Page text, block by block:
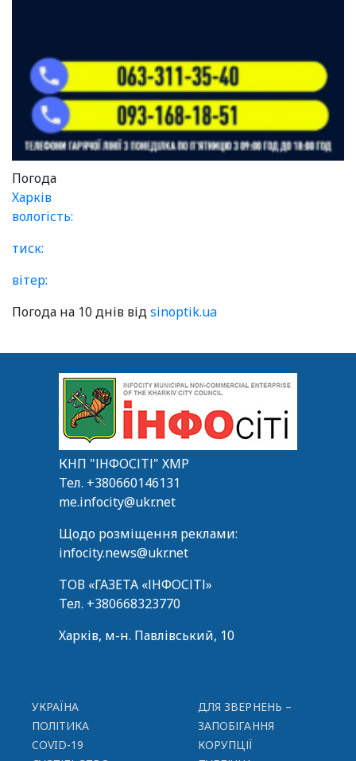
Погода
Харків
вологість:
тиск:
вітер:
Погода на 10 днів відsinoptik.ua
КНП "ІНФОСІТІ" ХМР
Тел. +380660146131
me.infocity@ukr.net
Щодо розміщення реклами:
infocity.news@ukr.net
ТОВ «ГАЗЕТА «ІНФОСІТІ»
Тел. +380668323770
Харків, м-н. Павлівський, 10
УКРАЇНА
ПОЛІТИКА
COVID-19
ДЛЯ ЗВЕРНЕНЬ –
ЗАПОБІГАННЯ
КОРУПЦІЇ